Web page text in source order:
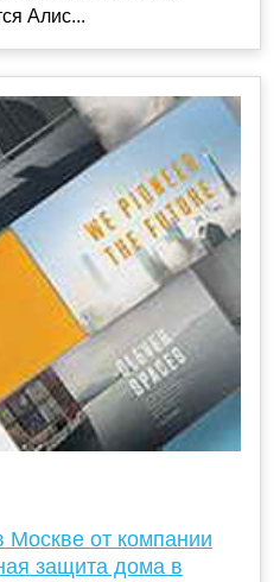
Алис...
Москве от компании
защита дома в